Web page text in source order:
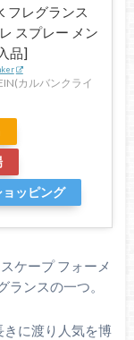
フレグランス
スプレー メン
品]
カルバンクライ
ッピング
ケープ フォーメ
ンスの一つ。
に渡り人気を博